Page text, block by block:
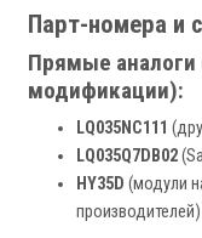
Парт-номера и
Прямые аналоги
модификации):
LQ035NC111
LQ035Q7DB02
HY35D (модули
производителей)